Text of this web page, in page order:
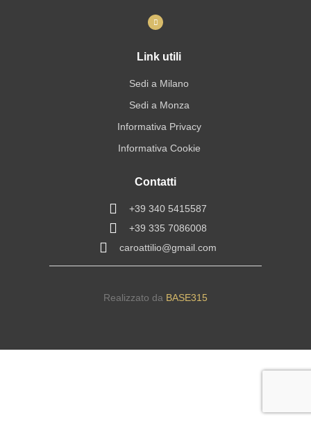
Link utili
Sedi a Milano
Sedi a Monza
Informativa Privacy
Informativa Cookie
Contatti
+39 340 5415587
+39 335 7086008
caroattilio@gmail.com
Realizzato da BASE315